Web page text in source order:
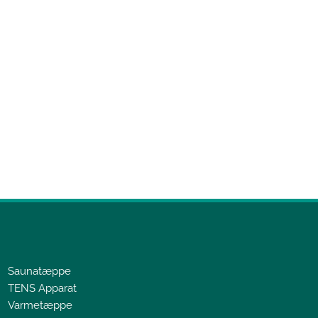
Saunatæppe
TENS Apparat
Varmetæppe